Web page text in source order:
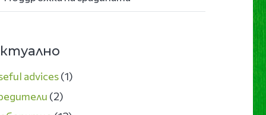
advices(1)
(2)